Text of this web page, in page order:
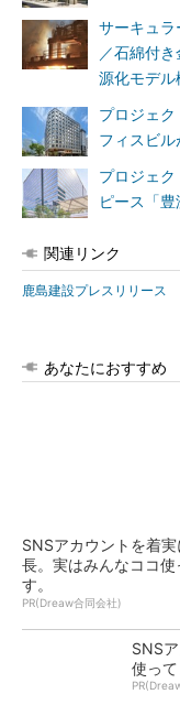
サーキュラ
／石綿付
源化モデル
プロジェ
フィスビ
プロジェ
ピース「
関連リンク
鹿島建設プレスリリース
あなたにおすすめ
SNSアカウントを着
長。実はみんなココ使
す。
PR(Dreaw合同会社)
SNS
使って